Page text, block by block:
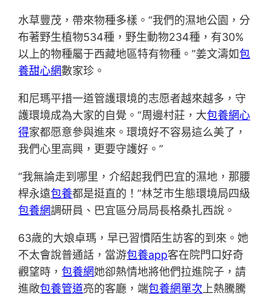
水草豐茂，帶來物種多樣。“我們的濕地公園，分
布著野生植物534種，野生動物234種，有30%
以上的物種屬于西藏地區特有物種。”姜文濤如包
養甜心網數家珍。
和尼瑪平措一道管護環境的志愿者越來越多，守
護環境成為大家的自覺。“周邊村莊，大包養網心
得家都愿意參與進來。環境好不容易這么美了，
我們心里高興，更要守護好。”
“我無論走到哪里，介紹起我們巴宜的濕地，那腰
桿永遠包養都是挺直的！”林芝市生態環境局四級
包養網調研員、巴宜區分局局長格桑扎西說。
63歲的大娘卓瑪，早已習慣陌生訪客的到來。她
不太會說普通話，當游包養app客在院門口好奇
觀望時，包養網她卻熱情地將他們拉進院子，請
進敞包養管道亮的客廳，端包養網單次上熱騰騰